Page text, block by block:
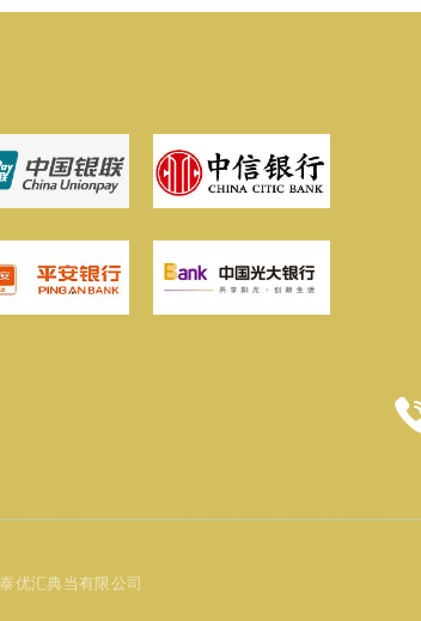
优汇典当有限公司